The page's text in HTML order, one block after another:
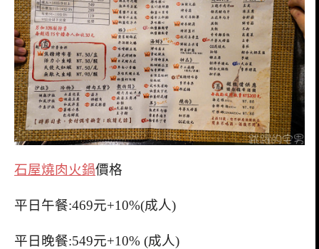
石屋燒肉火鍋價格
平日午餐:469元+10%(成人)
平日晚餐:549元+10% (成人)